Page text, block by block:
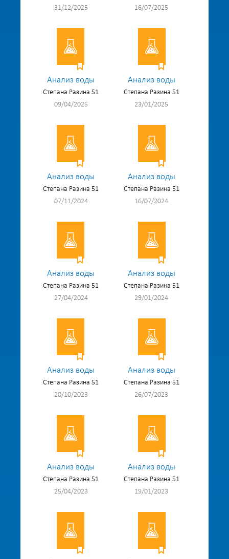
31/12/2025 16/07/2025
Анализ воды
Степана Разина 51
09/04/2025
Анализ воды
Степана Разина 51
23/01/2025
Анализ воды
Степана Разина 51
07/11/2024
Анализ воды
Степана Разина 51
16/07/2024
Анализ воды
Степана Разина 51
27/04/2024
Анализ воды
Степана Разина 51
29/01/2024
Анализ воды
Степана Разина 51
20/10/2023
Анализ воды
Степана Разина 51
26/07/2023
Анализ воды
Степана Разина 51
25/04/2023
Анализ воды
Степана Разина 51
19/01/2023